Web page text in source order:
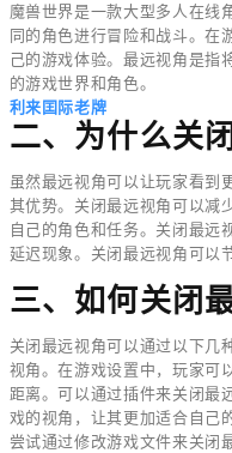
魔兽世界是一款大型多人在线
同的角色进行冒险和战斗。在
己的游戏体验。最远视角是指
的游戏世界和角色。
利来囯际老牌
二、为什么关
虽然最远视角可以让玩家看到
其优势。关闭最远视角可以减
自己的角色和任务。关闭最远
延迟现象。关闭最远视角可以
三、如何关闭
关闭最远视角可以通过以下几
视角。在游戏设置中，玩家可
距离。可以通过插件来关闭最
戏的视角，让其更加适合自己
尝试通过修改游戏文件来关闭